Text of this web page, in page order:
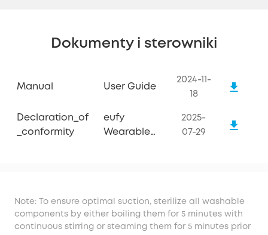
Dokumenty i sterowniki
Manual User Guide
2024-11-
18
Declaration_of
_conformity
eufy
Wearable
2025-
07-29
Note: To ensure optimal suction, sterilize all washable
components by either boiling them for 5 minutes with
continuous stirring or steaming them for 5 minutes prior